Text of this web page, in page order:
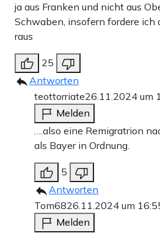
ja aus Franken und nicht aus
Schwaben, insofern fordere ich
raus
25
Antworten
teottorriate26.11.2024 um
Melden
….also eine Remigratrion
als Bayer in Ordnung.
5
Antworten
Tom6826.11.2024 um
Melden